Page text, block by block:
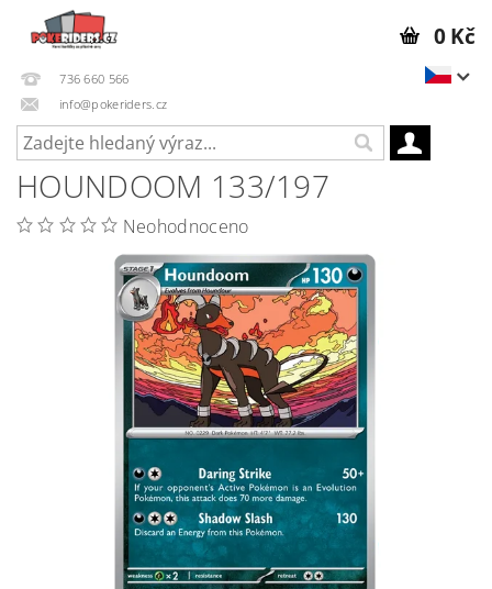
736 660 566
info@pokeriders.cz
0 Kč
HOUNDOOM 133/197
Neohodnoceno